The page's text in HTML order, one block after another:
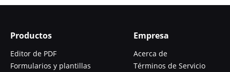
Productos
Editor de PDF
Formularios y plantillas
Empresa
Acerca de
Términos de Servicio